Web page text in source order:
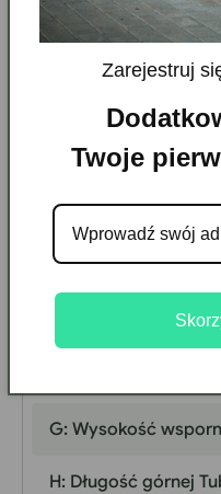
Specyfikacje
A: Maks. Wysokość
B: Min. Wysokość
C: Wysokość
D: Rozmiar ramy
E: Maks. Wysokość
G: Wysokość
H: Długość górnej
Zarejestruj
Twoje